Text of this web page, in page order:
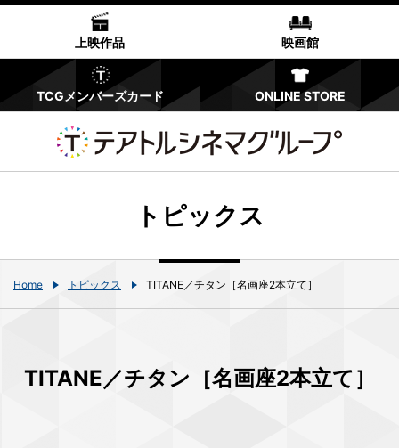
上映作品 映画館
TCGメンバーズカード ONLINE STORE
トピックス
Home トピックス TITANE／チタン［名画座2本立て］
TITANE／チタン［名画座2本立て］